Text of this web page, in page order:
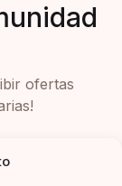
ofertas